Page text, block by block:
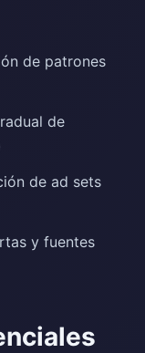
de patrones
de
de ad sets
y fuentes